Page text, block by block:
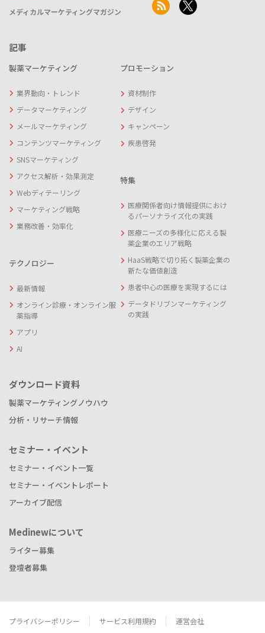
メディカルマーケティングマガジン
記事
製薬マーケティング
業界動向・トレンド
データマーケティング
メールマーケティング
コンテンツマーケティング
SNSマーケティング
アクセス解析・効果測定
Webディテーリング
マーケティング戦略
業務改善・効率化
テクノロジー
最新情報
オンライン診療・オンライン服
薬指導
アプリ
AI
プロモーション
資材制作
デザイン
キャンペーン
疾患啓発
特集
医療関係者向け情報提供におけ
るパーソナライズ化の実践
医療ニーズの多様化に応える製
薬企業のエリア戦略
HaaS戦略で切り拓く製薬企業の
新たな価値創造
患者中心の医療を実現するには
データドリブンマーケティング
の実践
ダウンロード資料
製薬マーケティングノウハウ
分析・リサーチ情報
セミナー・イベント
セミナー・イベント一覧
セミナー・イベントレポート
アーカイブ配信
Medinewについて
ライター募集
登壇者募集
プライバシーポリシー サービス利用規約 運営会社